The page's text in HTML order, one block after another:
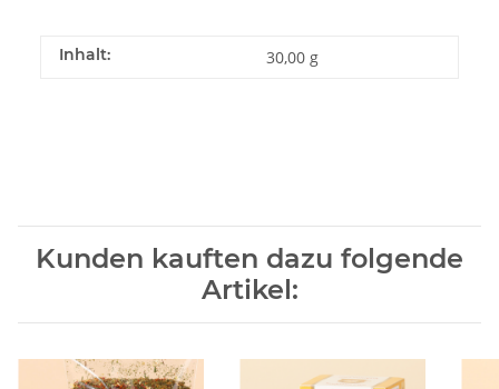
Inhalt: 30,00 g
Kunden kauften dazu folgende
Artikel: